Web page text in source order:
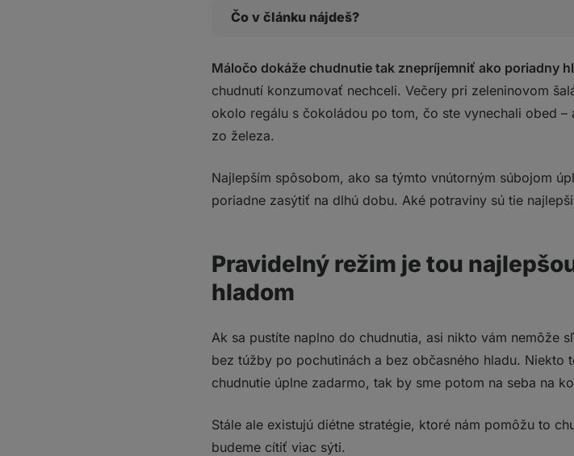
Čo v článku nájdeš?
Pravidelný režim je tou najlepšou prevenciou pred vlčím
Môžeme preto využiť jednu z nasledujúcich rád:
Hľadáme potraviny, ktoré dokážu najlepšie zasýtiť
10 potravín, ktoré vám uľahčia chudnutie
Máločo dokáže chudnutie tak znepríjemniť ako poriadny
chudnutí konzumovať nechceli. Večery pri zeleninovom
okolo regálu s čokoládou po tom, čo ste vynechali obed
zo železa.
Najlepším spôsobom, ako sa týmto vnútorným súbojom
poriadne zasýtiť na dlhú dobu. Aké potraviny sú tie
Pravidelný režim je tou
hladom
Ak sa pustíte naplno do chudnutia, asi nikto vám nemôže
bez túžby po pochutinách a bez občasného hladu. Niekto
chudnutie úplne zadarmo, tak by sme potom na seba na
Stále ale existujú diétne stratégie, ktoré nám pomôžu to
budeme cítiť viac sýti.